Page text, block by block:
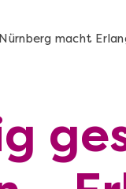
€
macht